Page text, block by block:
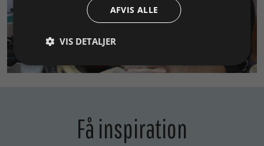
Få inspiration
AFVIS ALLE
VIS DETALJER